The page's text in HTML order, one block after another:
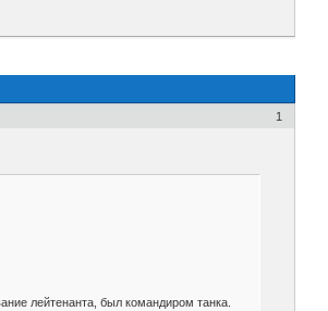
1
лейтенанта, был командиром танка.